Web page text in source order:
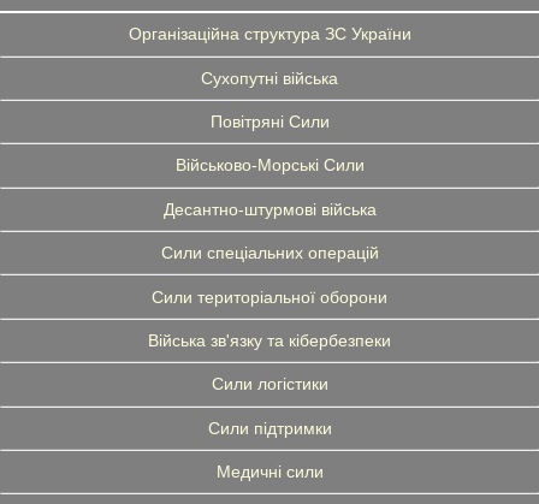
Організаційна структура ЗС України
Сухопутні війська
Повітряні Сили
Військово-Морські Сили
Десантно-штурмові війська
Сили спеціальних операцій
Сили територіальної оборони
Війська зв'язку та кібербезпеки
Сили логістики
Сили підтримки
Медичні сили